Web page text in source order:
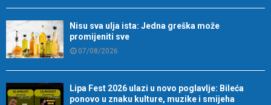
Nisu sva ulja ista: Jedna greška može
promijeniti sve
07/08/2026
Lipa Fest 2026 ulazi u novo poglavlje: Bileća
ponovo u znaku kulture, muzike i smijeha